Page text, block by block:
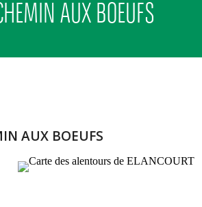
AUX BOEUFS
AUX BOEUFS